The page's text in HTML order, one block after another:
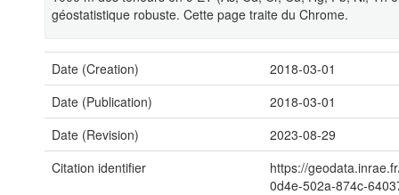
géostatistique robuste. Cette page traite du Chrome.
Date (Creation)
2018-03-01
Date (Publication)
2018-03-01
Date (Revision)
2023-08-29
Citation identifier
https://
0d4e-502a-874c-